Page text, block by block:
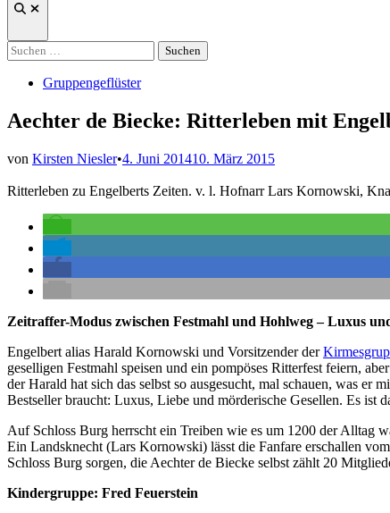
Suche
Suchen
nach:
Veröffentlicht
Gruppengeflüster
Aechter de Biecke: Ritterleben mit
von Kirsten Niesler•4. Juni 201410. März 2015
Ritterleben zu Engelberts Zeiten. v. l. Hofnarr Lars Kornowski,
Zeitraffer-Modus zwischen Festmahl und Hohlweg – Luxus
Engelbert alias Harald Kornowski und Vorsitzender der
geselligen Festmahl speisen und ein pompöses Ritterfest feiern,
der Harald hat sich das selbst so ausgesucht, mal schauen, was
Bestseller braucht: Luxus, Liebe und mörderische Gesellen. Es ist
Auf Schloss Burg herrscht ein Treiben wie es um 1200 der Alltag
Ein Landsknecht (Lars Kornowski) lässt die Fanfare erschallen
Schloss Burg sorgen, die Aechter de Biecke selbst zählt 20
Kindergruppe: Fred Feuerstein